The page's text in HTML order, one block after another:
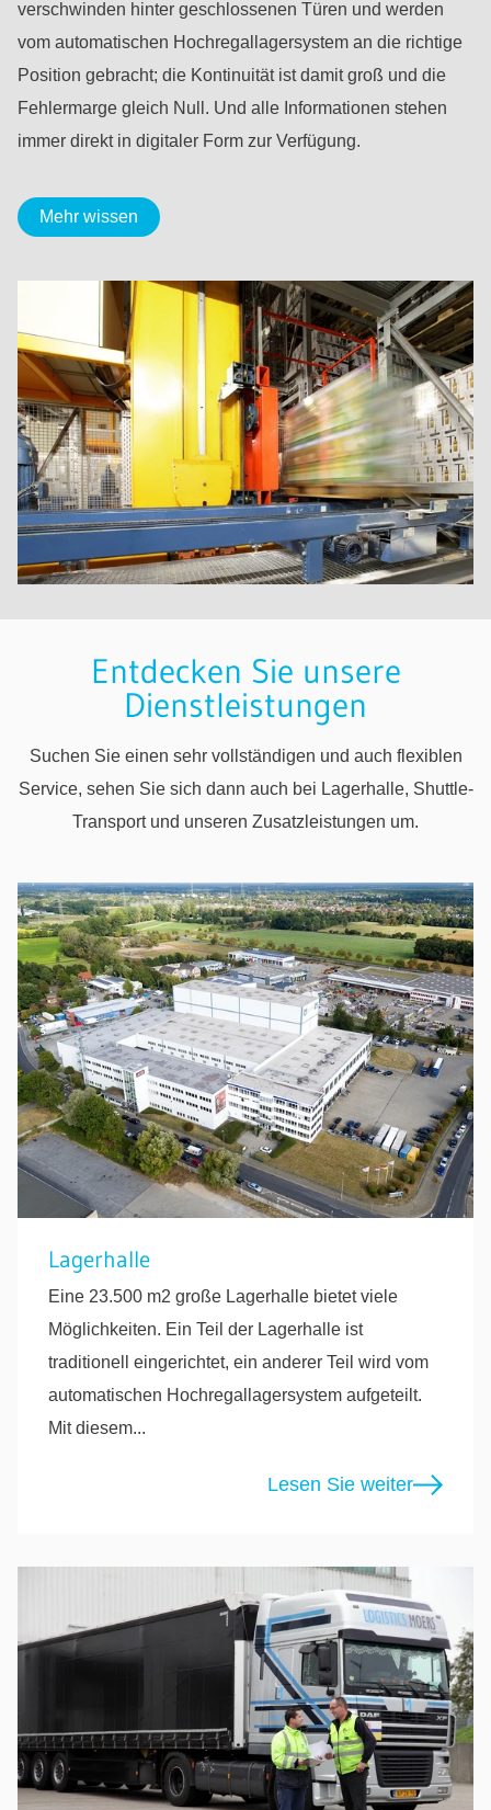
verschwinden hinter geschlossenen Türen und werden
vom automatischen Hochregallagersystem an die richtige
Position gebracht; die Kontinuität ist damit groß und die
Fehlermarge gleich Null. Und alle Informationen stehen
immer direkt in digitaler Form zur Verfügung.
Mehr wissen
Entdecken Sie unsere
Dienstleistungen
Suchen Sie einen sehr vollständigen und auch flexiblen
Service, sehen Sie sich dann auch bei Lagerhalle, Shuttle-
Transport und unseren Zusatzleistungen um.
Lagerhalle
Eine 23.500 m2 große Lagerhalle bietet viele
Möglichkeiten. Ein Teil der Lagerhalle ist
traditionell eingerichtet, ein anderer Teil wird vom
automatischen Hochregallagersystem aufgeteilt.
Mit diesem...
Lesen Sie weiter